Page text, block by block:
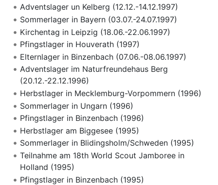
Adventslager un Kelberg (12.12.-14.12.1997)
Sommerlager in Bayern (03.07.-24.07.1997)
Kirchentag in Leipzig (18.06.-22.06.1997)
Pfingstlager in Houverath (1997)
Elternlager in Binzenbach (07.06.-08.06.1997)
Adventslager im Naturfreundehaus Berg
(20.12.-22.12.1996)
Herbstlager in Mecklemburg-Vorpommern (1996)
Sommerlager in Ungarn (1996)
Pfingstlager in Binzenbach (1996)
Herbstlager am Biggesee (1995)
Sommerlager in Blidingsholm/Schweden (1995)
Teilnahme am 18th World Scout Jamboree in
Holland (1995)
Pfingstlager in Binzenbach (1995)